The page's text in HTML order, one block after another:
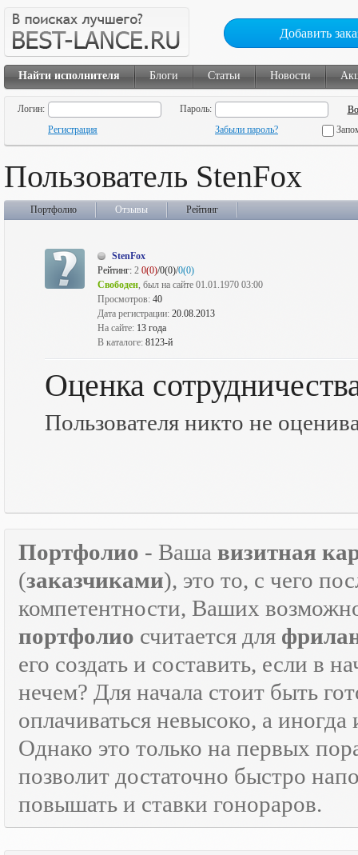
Добавить
Найти исполнителя Блоги Статьи Новости
Логин:
Пароль:
Регистрация
Забыли пароль?
Пользователь StenFox
Портфолио Отзывы Рейтинг
StenFox
Рейтинг: 2 0(0)/0(0)/0(0)
Свободен, был на сайте 01.01.1970 03:00
Просмотров: 40
Дата регистрации: 20.08.2013
На сайте: 13 года
В каталоге: 8123-й
Оценка
Пользователя никто не
Портфолио - Ваша визитная
(заказчиками), это то, с чего
компетентности, Ваших
портфолио считается для
его создать и составить, если в
нечем? Для начала стоит быть
оплачиваться невысоко, а
Однако это только на первых
позволит достаточно быстро
повышать и ставки гонораров.